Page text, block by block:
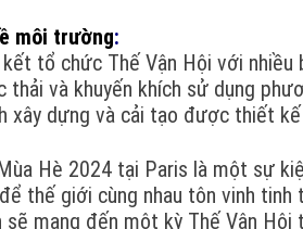
môi trường:
tổ chức Thế Vận Hội với
thải và khuyến khích sử dụng
xây dựng và cải tạo được thiết
Hè 2024 tại Paris là một sự
thế giới cùng nhau tôn vinh
sẽ mang đến một kỳ Thế Vận